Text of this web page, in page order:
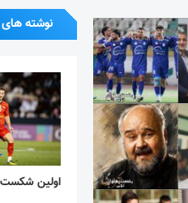
نوشته
اولین شکست